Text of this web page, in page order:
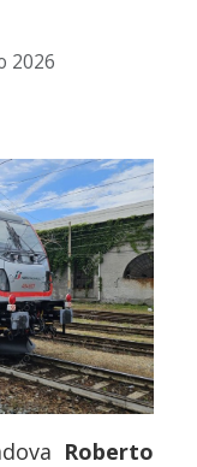
2026
Roberto